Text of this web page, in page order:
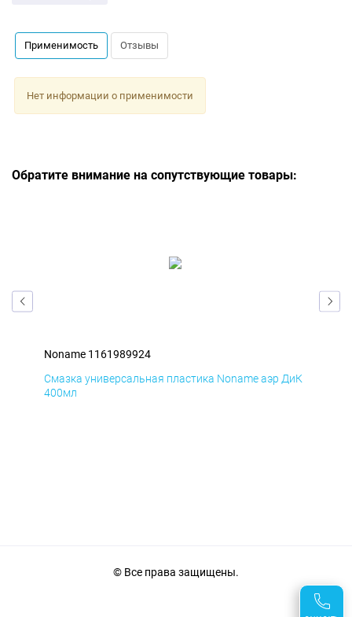
Применимость Отзывы
Нет информации о применимости
Обратите внимание на сопутствующие товары:
Noname 1161989924
Смазка универсальная пластика Noname аэр ДиК
400мл
© Все права защищены.